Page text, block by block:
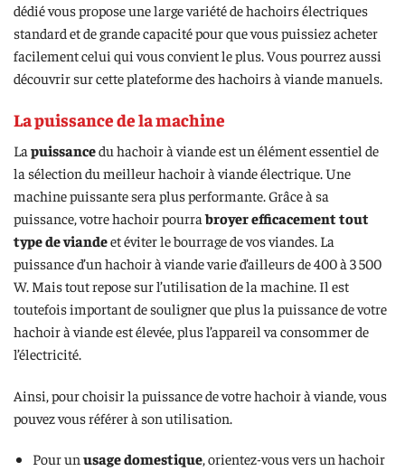
dédié vous propose une large variété de hachoirs électriques
standard et de grande capacité pour que vous puissiez acheter
facilement celui qui vous convient le plus. Vous pourrez aussi
découvrir sur cette plateforme des hachoirs à viande manuels.
La puissance de la machine
La puissancedu hachoir à viande est un élément essentiel de
la sélection du meilleur hachoir à viande électrique. Une
machine puissante sera plus performante. Grâce à sa
puissance, votre hachoir pourrabroyer efficacement tout
type de viandeet éviter le bourrage de vos viandes. La
puissance d’un hachoir à viande varie d’ailleurs de 400 à 3 500
W. Mais tout repose sur l’utilisation de la machine. Il est
toutefois important de souligner que plus la puissance de votre
hachoir à viande est élevée, plus l’appareil va consommer de
l’électricité.
Ainsi, pour choisir la puissance de votre hachoir à viande, vous
pouvez vous référer à son utilisation.
Pour un usage domestique, orientez-vous vers un hachoir